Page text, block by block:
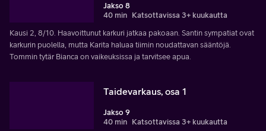
Jakso 8
40 min Katsottavissa 3+ kuukautta
Kausi 2, 8/10. Haavoittunut karkuri jatkaa pakoaan. Santin sympatiat ovat
karkurin puolella, mutta Karita haluaa tiimin noudattavan sääntöjä.
Tommin tytär Bianca on vaikeuksissa ja tarvitsee apua.
Taidevarkaus, osa 1
Jakso 9
40 min Katsottavissa 3+ kuukautta